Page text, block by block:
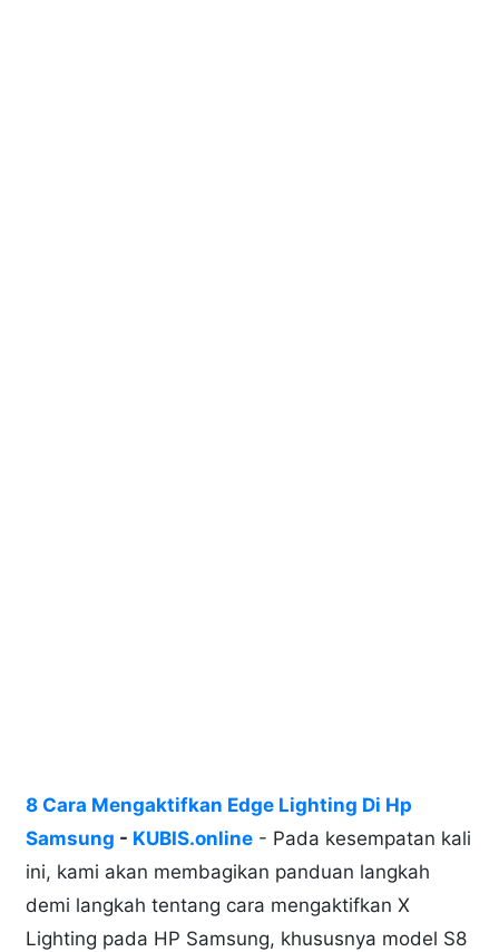
8 Cara Mengaktifkan Edge Lighting Di Hp
Samsung - KUBIS.online - Pada kesempatan kali
ini, kami akan membagikan panduan langkah
demi langkah tentang cara mengaktifkan X
Lighting pada HP Samsung, khususnya model S8